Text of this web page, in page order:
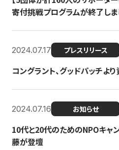
寄付挑戦プログラムが終了し
2024.07.17 プレスリリース
コングラント、グッドパッチよ
2024.07.16 お知らせ
10代と20代のためのNPOキャ
藤が登壇